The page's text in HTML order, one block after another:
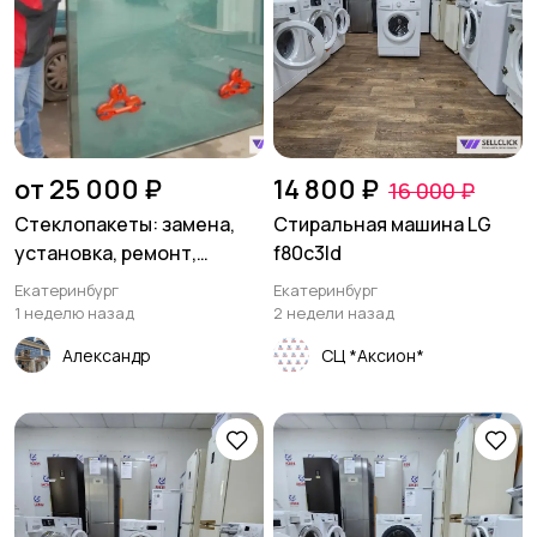
от 25 000 ₽
Стеклопакеты: замена,
установка, ремонт,
изготовление, монтаж,
демонтаж.
Екатеринбург
1 неделю назад
Александр
14 800 ₽ 16 000 ₽
Стиральная машина LG
f80c3ld
Екатеринбург
2 недели назад
СЦ *Аксион*